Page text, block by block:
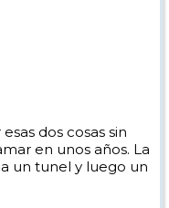
dos cosas sin
en unos años. La
un tunel y luego un